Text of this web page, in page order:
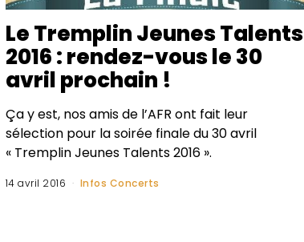
Le Tremplin Jeunes Talents
2016 : rendez-vous le 30
avril prochain !
Ça y est, nos amis de l’AFR ont fait leur
sélection pour la soirée finale du 30 avril
« Tremplin Jeunes Talents 2016 ».
14 avril 2016 Infos Concerts